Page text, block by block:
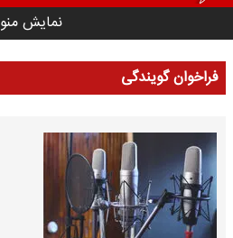
نمایش منو
فراخوان گویندگی